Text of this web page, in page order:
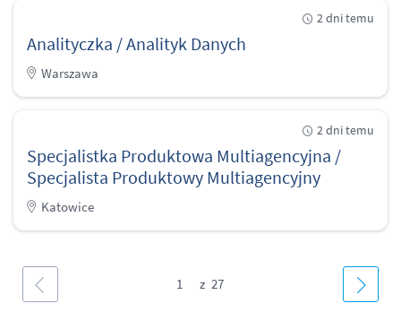
Analityczka / Analityk Danych
2 dni temu
Warszawa
Specjalistka Produktowa Multiagencyjna /
Specjalista Produktowy Multiagencyjny
2 dni temu
Katowice
1